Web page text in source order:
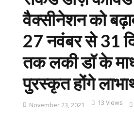
वैक्सीनेशन को
27 नवंबर से 31
तक लकी डॉ के
पुरस्कृत होंगे
November 23, 2021 13 Views